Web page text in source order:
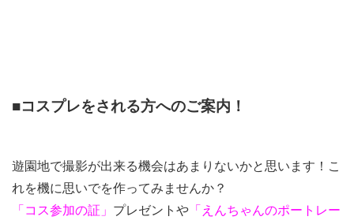
■コスプレをされる方へのご案内！
遊園地で撮影が出来る機会はあまりないかと思います！こ
れを機に思いでを作ってみませんか？
「コス参加の証」 プレゼントや 「えんちゃんのポートレー